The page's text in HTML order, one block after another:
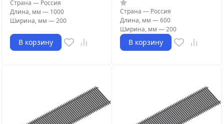
Страна — Россия
Длина, мм — 1000
Ширина, мм —200
В корзину
Страна — Россия
Длина, мм —600
Ширина, мм —200
В корзину